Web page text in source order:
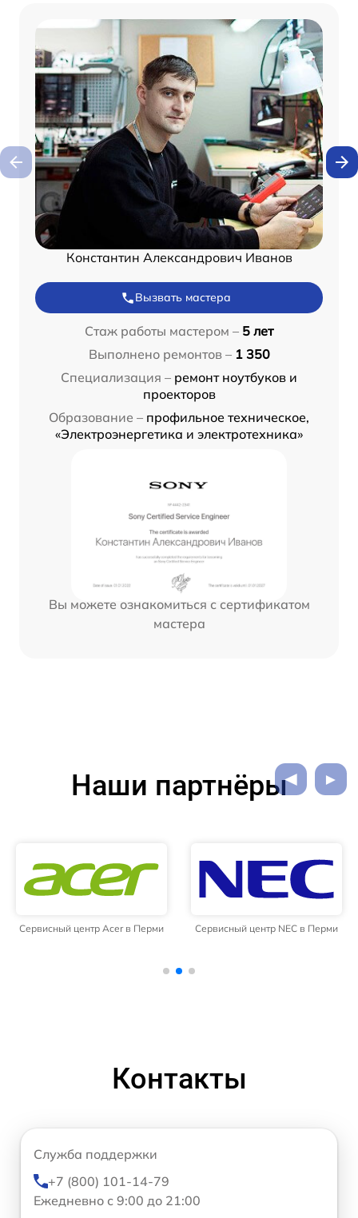
Константин Александрович Иванов
Вызвать мастера
Стаж работы мастером – 5 лет
Выполнено ремонтов – 1 350
Специализация – ремонт ноутбуков и
проекторов
Образование – профильное техническое,
«Электроэнергетика и электротехника»
Вы можете ознакомиться с сертификатом
мастера
Наши партнёры
Сервисный центр Acer в Перми Сервисный центр NEC в Перми
Контакты
Служба поддержки
+7 (800) 101-14-79
Ежедневно с 9:00 до 21:00